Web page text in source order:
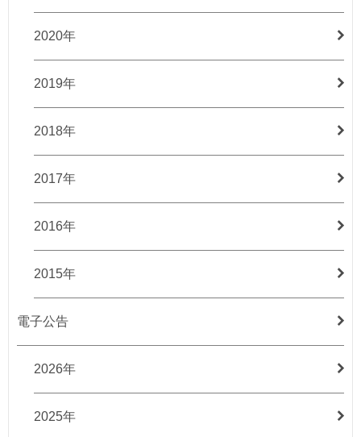
2020年
2019年
2018年
2017年
2016年
2015年
電子公告
2026年
2025年